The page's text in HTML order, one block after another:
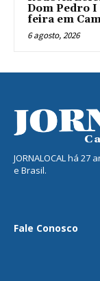
Dom Pedro I
feira em
6 agosto, 2026
JORNALOCAL há
e Brasil.
Fale Conosco